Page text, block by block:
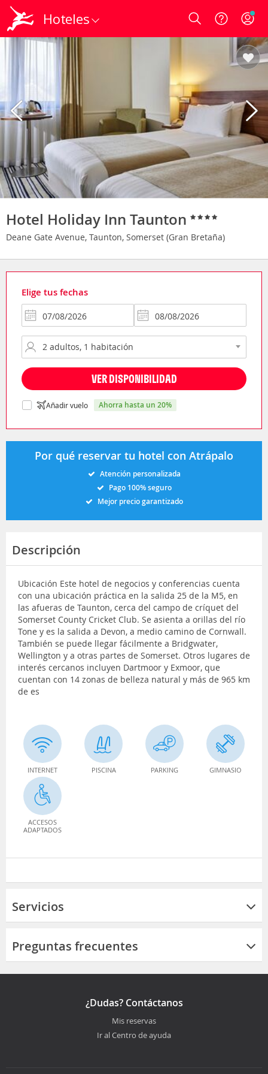
Hoteles Login
Hotel Holiday Inn Taunton
Deane Gate Avenue, Taunton, Somerset (Gran Bretaña)
Elige tus fechas
VER DISPONIBILIDAD
Añadir vuelo ahorra hasta un 20%
Por qué reservar tu hotel con Atrápalo
Atención personalizada
Pago 100% seguro
Mejor precio garantizado
Descripción
Ubicación Este hotel de negocios y conferencias cuenta
con una ubicación práctica en la salida 25 de la M5, en
las afueras de Taunton, cerca del campo de críquet del
Somerset County Cricket Club. Se asienta a orillas del río
Tone y es la salida a Devon, a medio camino de Cornwall.
También se puede llegar fácilmente a Bridgwater,
Wellington y a otras partes de Somerset. Otros lugares de
interés cercanos incluyen Dartmoor y Exmoor, que
cuentan con 14 zonas de belleza natural y más de 965 km
de es
INTERNET PISCINA PARKING GIMNASIO
ACCESOS
ADAPTADOS
Servicios
Preguntas frecuentes
¿Dudas? Contáctanos
Mis reservas
Ir al Centro de ayuda